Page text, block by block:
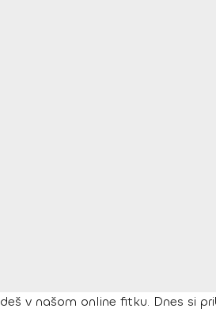
v našom online fitku. Dnes si